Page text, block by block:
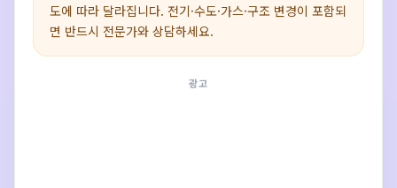
도에 따라 달라집니다. 전기·수도·가스·구조 변경이 포함되
면 반드시 전문가와 상담하세요.
광고